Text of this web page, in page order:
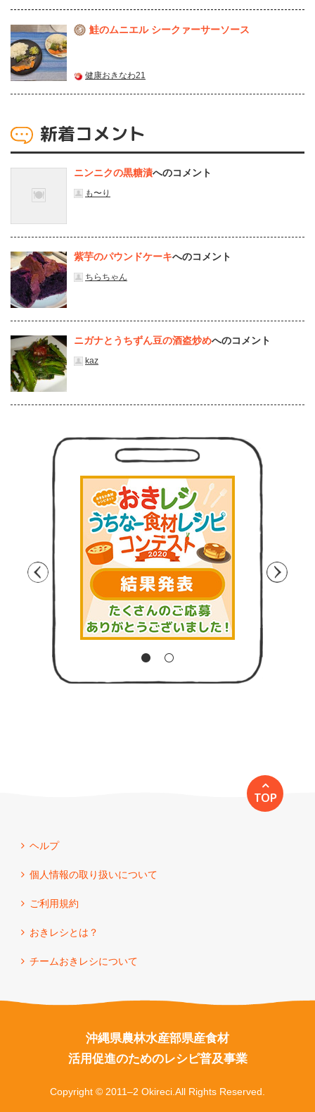
3 鮭のムニエル シークァーサーソース
健康おきなわ21
新着コメント
ニンニクの黒糖漬へのコメント
も〜り
紫芋のパウンドケーキへのコメント
ちらちゃん
ニガナとうちずん豆の酒盗炒めへのコメント
kaz
TOP
ヘルプ
個人情報の取り扱いについて
ご利用規約
おきレシとは？
チームおきレシについて
沖縄県農林水産部県産食材
活用促進のためのレシピ普及事業
Copyright © 2011–2 Okireci.All Rights Reserved.